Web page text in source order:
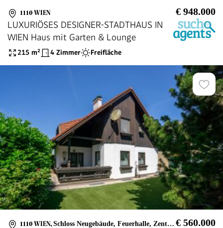
1110 WIEN € 948.000
LUXURIÖSES DESIGNER-STADTHAUS IN
WIEN Haus mit Garten & Lounge
215 m² 4 Zimmer Freifläche
1110 WIEN, Schloss Neugebäude, Feuerhalle, Zentralfriedhof € 560.000